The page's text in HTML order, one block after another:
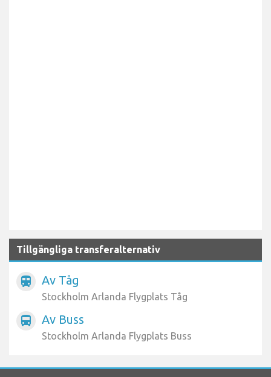
Tillgängliga transferalternativ
train Av Tåg
Stockholm Arlanda Flygplats Tåg
directions_bus Av Buss
Stockholm Arlanda Flygplats Buss